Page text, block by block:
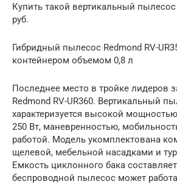
Купить такой вертикальный
руб.
Гибридный пылесос Redmond RV-
контейнером объемом 0,8 л
Последнее место в тройке лидеров
Redmond RV-UR360. Вертикальный
характеризуется высокой
250 Вт, маневренностью,
работой. Модель укомплектована
щелевой, мебельной насадками и
Емкость циклонного бака
беспроводной пылесос может